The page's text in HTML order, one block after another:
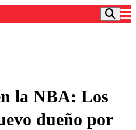
la NBA: Los
dueño por